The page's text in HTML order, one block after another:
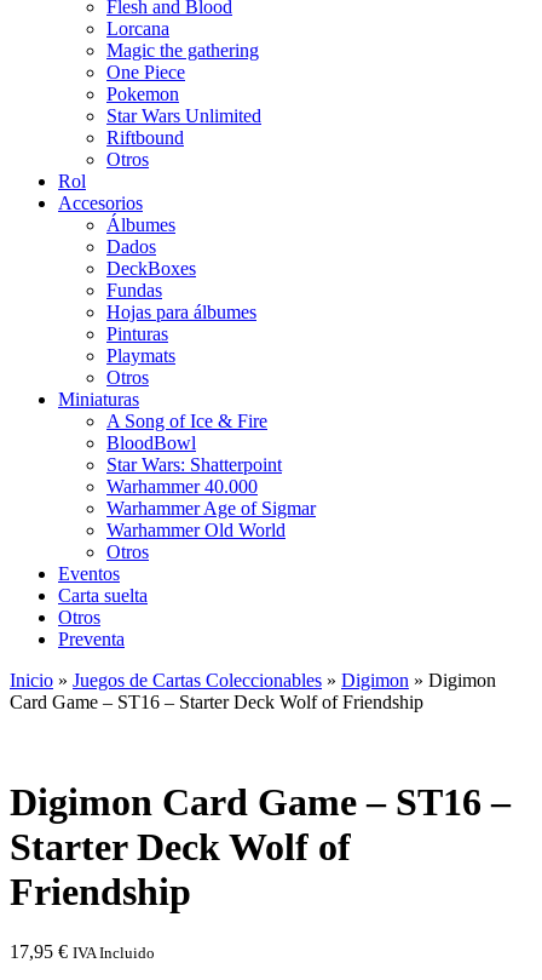
Flesh and Blood
Lorcana
Magic the gathering
One Piece
Pokemon
Star Wars Unlimited
Riftbound
Otros
Rol
Accesorios
Álbumes
Dados
DeckBoxes
Fundas
Hojas para álbumes
Pinturas
Playmats
Otros
Miniaturas
A Song of Ice & Fire
BloodBowl
Star Wars: Shatterpoint
Warhammer 40.000
Warhammer Age of Sigmar
Warhammer Old World
Otros
Eventos
Carta suelta
Otros
Preventa
Inicio » Juegos de Cartas Coleccionables » Digimon » Digimon
Card Game – ST16 – Starter Deck Wolf of Friendship
Digimon Card Game – ST16 –
Starter Deck Wolf of
Friendship
17,95 € IVA Incluido